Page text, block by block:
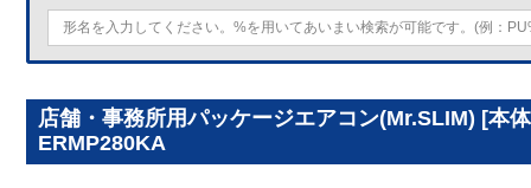
店舗・事務所用パッケージエアコン(Mr.SLIM) [本
ERMP280KA